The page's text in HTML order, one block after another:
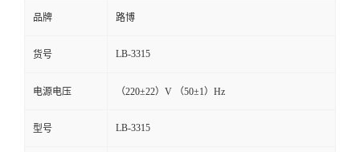
品牌 路博
货号 LB-3315
电源电压 （220±22）V （50±1）Hz
型号 LB-3315